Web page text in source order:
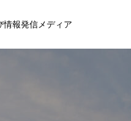
情報発信メディア